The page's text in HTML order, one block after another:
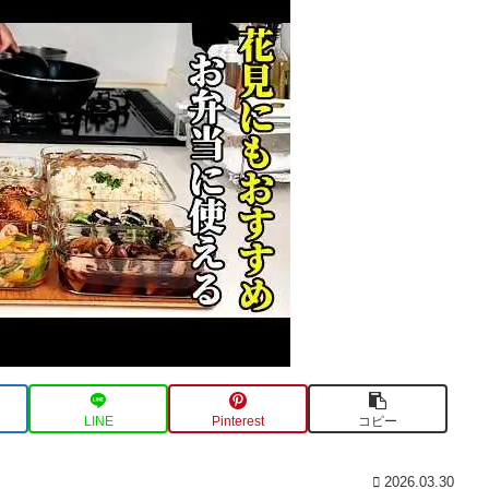
LINE Pinterest コピー
2026.03.30